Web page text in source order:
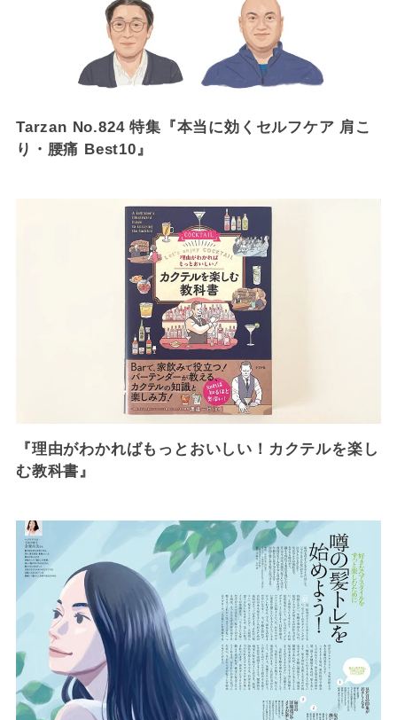
Tarzan No.824 特集『本当に効くセルフケア 肩こ
り・腰痛 Best10』
『理由がわかればもっとおいしい！カクテルを楽し
む教科書』